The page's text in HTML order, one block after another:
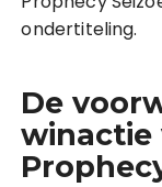
ondertiteling.
De
winactie